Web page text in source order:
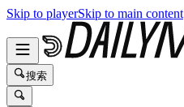
Skip to playerSkip to main content
搜索